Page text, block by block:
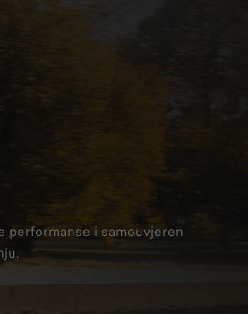
performanse i samouvjeren